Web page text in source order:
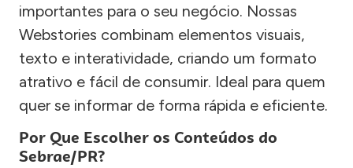
importantes para o seu negócio. Nossas
Webstories combinam elementos visuais,
texto e interatividade, criando um formato
atrativo e fácil de consumir. Ideal para quem
quer se informar de forma rápida e eficiente.
Por Que Escolher os Conteúdos do
Sebrae/PR?